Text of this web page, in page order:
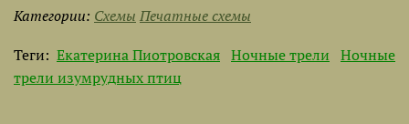
Категории: Схемы Печатные схемы
Теги: Екатерина Пиотровская Ночные трели Ночные
трели изумрудных птиц